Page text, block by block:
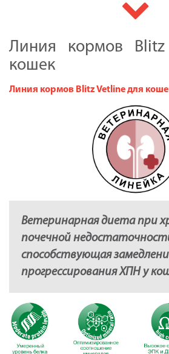
Линия кормов
кошек
Линия кормов Blitz Vetline для
Ветеринарная диета при
почечной
способствующая
прогрессирования ХПН у